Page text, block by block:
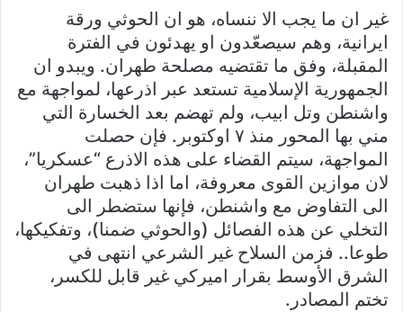
غير ان ما يجب الا ننساه، هو ان الحوثي ورقة
ايرانية، وهم سيصعّدون او يهدئون في الفترة
المقبلة، وفق ما تقتضيه مصلحة طهران. ويبدو ان
الجمهورية الإسلامية تستعد عبر اذرعها، لمواجهة مع
واشنطن وتل ابيب، ولم تهضم بعد الخسارة التي
مني بها المحور منذ ٧ اوكتوبر. فإن حصلت
المواجهة، سيتم القضاء على هذه الاذرع “عسكريا”،
لان موازين القوى معروفة، اما اذا ذهبت طهران
الى التفاوض مع واشنطن، فإنها ستضطر الى
التخلي عن هذه الفصائل (والحوثي ضمنا)، وتفكيكها،
طوعا.. فزمن السلاح غير الشرعي انتهى في
الشرق الأوسط بقرار اميركي غير قابل للكسر،
تختم المصادر.